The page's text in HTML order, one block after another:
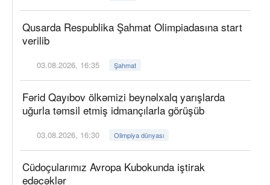
Qusarda Respublika Şahmat Olimpiadasına start
verilib
03.08.2026, 16:35 Şahmat
Fərid Qayıbov ölkəmizi beynəlxalq yarışlarda
uğurla təmsil etmiş idmançılarla görüşüb
03.08.2026, 16:30 Olimpiya dünyası
Cüdoçularımız Avropa Kubokunda iştirak
edəcəklər